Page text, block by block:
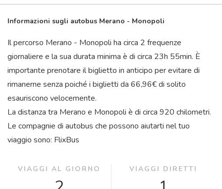
Informazioni sugli autobus Merano - Monopoli
Il percorso Merano - Monopoli ha circa 2 frequenze
giornaliere e la sua durata minima è di circa 23h 55min. È
importante prenotare il biglietto in anticipo per evitare di
rimanerne senza poiché i biglietti da 66,96€ di solito
esauriscono velocemente.
La distanza tra Merano e Monopoli è di circa 920 chilometri.
Le compagnie di autobus che possono aiutarti nel tuo
viaggio sono: FlixBus
VIAGGI AL GIORNO VIAGGI DIRETTI